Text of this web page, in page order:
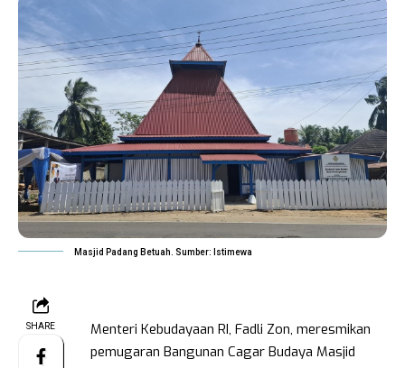
Masjid Padang Betuah. Sumber: Istimewa
SHARE
Menteri Kebudayaan RI, Fadli Zon, meresmikan
pemugaran Bangunan Cagar Budaya Masjid